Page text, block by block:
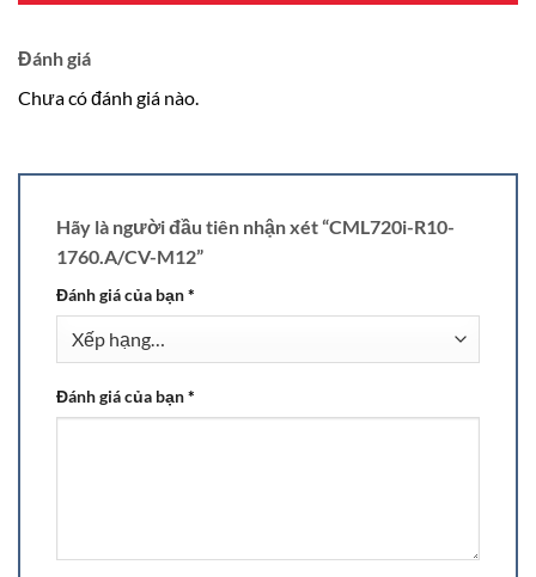
Đánh giá
Chưa có đánh giá nào.
Hãy là người đầu tiên nhận xét “CML720i-R10-
1760.A/CV-M12”
Đánh giá của bạn*
Đánh giá của bạn*